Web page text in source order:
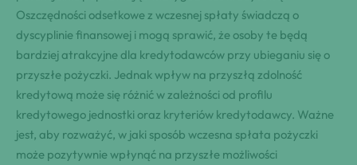
Oszczędności odsetkowe z wczesnej spłaty świadczą o
dyscyplinie finansowej i mogą sprawić, że osoby te będą
bardziej atrakcyjne dla kredytodawców przy ubieganiu się o
przyszłe pożyczki. Jednak wpływ na przyszłą zdolność
kredytową może się różnić w zależności od profilu
kredytowego jednostki oraz kryteriów kredytodawcy. Ważne
jest, aby rozważyć, w jaki sposób wczesna spłata pożyczki
może pozytywnie wpłynąć na przyszłe możliwości